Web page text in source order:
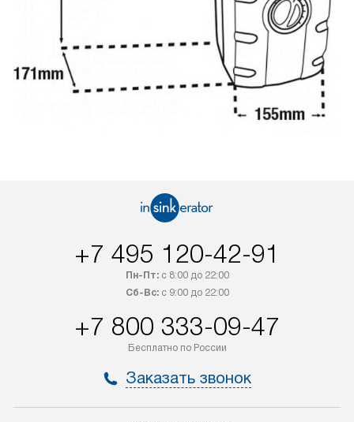
+7 495 120-42-91
Пн-Пт:с 8:00 до 22:00
Сб-Вс:с 9:00 до 22:00
+7 800 333-09-47
Бесплатно по России
Заказать звонок